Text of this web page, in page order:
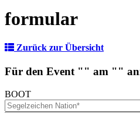
formular
Zurück zur Übersicht
Für den Event "" am ""
BOOT